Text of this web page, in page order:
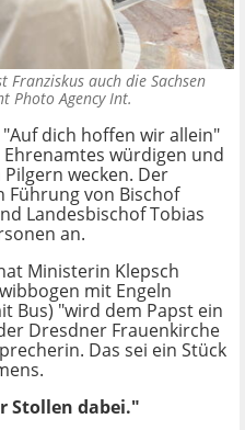
Franziskus auch die Sachsen
Photo Agency Int.
dich hoffen wir allein"
würdigen und
wecken. Der
von Bischof
Landesbischof Tobias
an.
Ministerin Klepsch
mit Engeln
Bus) "wird dem Papst ein
Dresdner Frauenkirche
Das sei ein Stück
Stollen dabei."